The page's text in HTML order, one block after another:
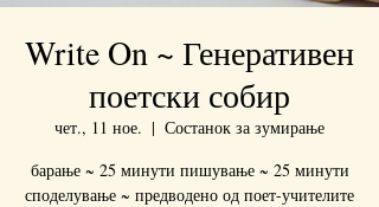
Write On ~ Генеративен
поетски собир
чет., 11 ное.
  |
Состанок за зумирање
барање ~ 25 минути пишување ~ 25 минути
споделување ~ предводено од поет-учителите